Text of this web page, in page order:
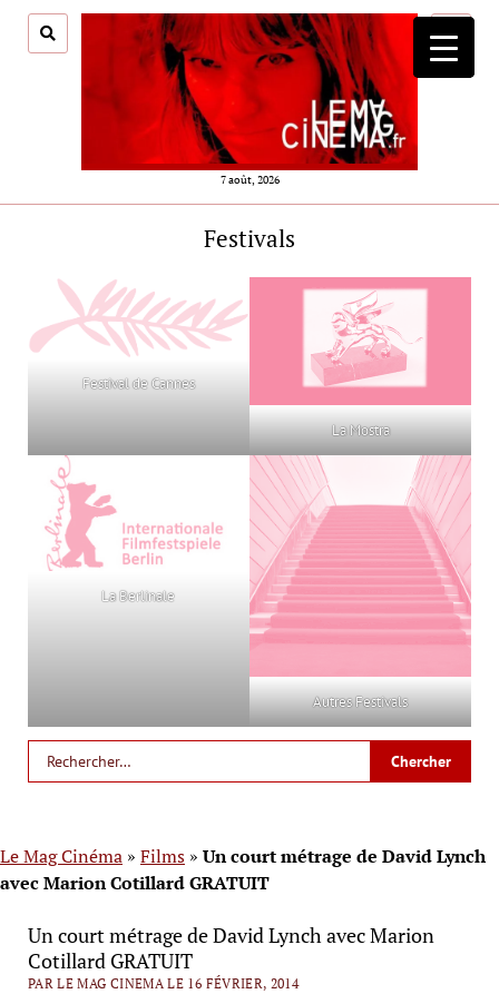
7 août, 2026
menu
Festivals
Festival de Cannes
La Mostra
La Berlinale
Autres Festivals
Le Mag Cinéma » Films » Un court métrage de David Lynch
avec Marion Cotillard GRATUIT
Un court métrage de David Lynch avec Marion
Cotillard GRATUIT
PAR LE MAG CINEMA LE 16 FÉVRIER, 2014